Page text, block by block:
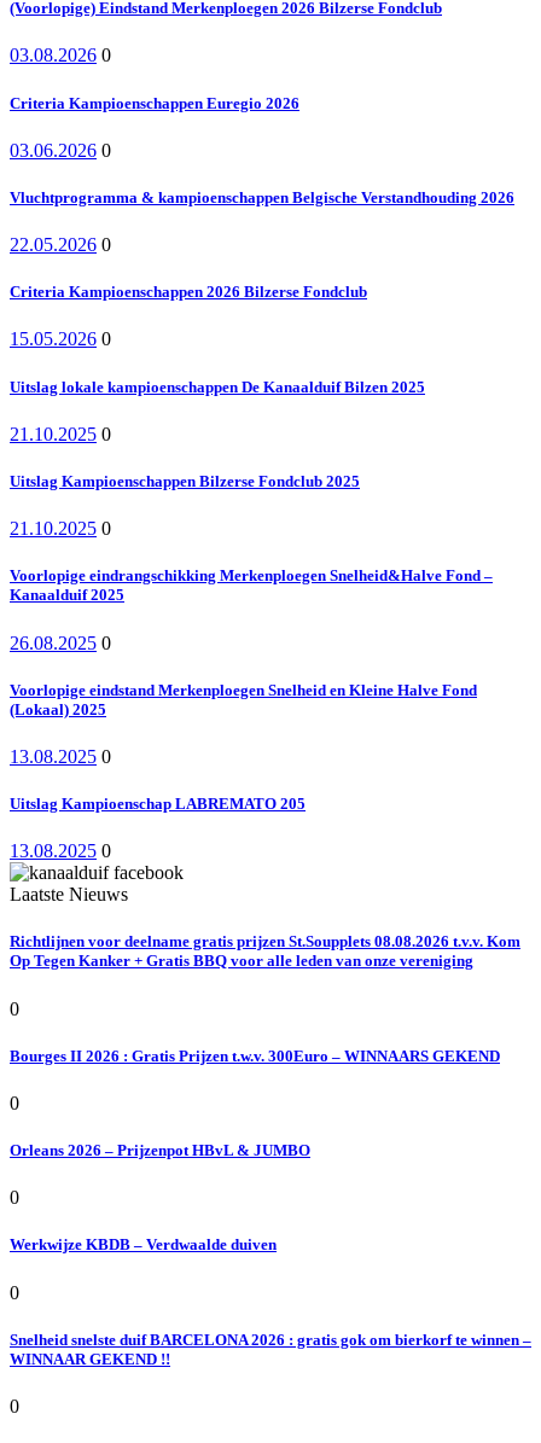
(Voorlopige) Eindstand Merkenploegen 2026 Bilzerse Fondclub
03.08.2026 0
Criteria Kampioenschappen Euregio 2026
03.06.2026 0
Vluchtprogramma & kampioenschappen Belgische Verstandhouding 2026
22.05.2026 0
Criteria Kampioenschappen 2026 Bilzerse Fondclub
15.05.2026 0
Uitslag lokale kampioenschappen De Kanaalduif Bilzen 2025
21.10.2025 0
Uitslag Kampioenschappen Bilzerse Fondclub 2025
21.10.2025 0
Voorlopige eindrangschikking Merkenploegen Snelheid&Halve Fond –
Kanaalduif 2025
26.08.2025 0
Voorlopige eindstand Merkenploegen Snelheid en Kleine Halve Fond
(Lokaal) 2025
13.08.2025 0
Uitslag Kampioenschap LABREMATO 205
13.08.2025 0
Laatste Nieuws
Richtlijnen voor deelname gratis prijzen St.Soupplets 08.08.2026 t.v.v. Kom
Op Tegen Kanker + Gratis BBQ voor alle leden van onze vereniging
0
Bourges II 2026 : Gratis Prijzen t.w.v. 300Euro – WINNAARS GEKEND
0
Orleans 2026 – Prijzenpot HBvL & JUMBO
0
Werkwijze KBDB – Verdwaalde duiven
0
Snelheid snelste duif BARCELONA 2026 : gratis gok om bierkorf te winnen –
WINNAAR GEKEND !!
0